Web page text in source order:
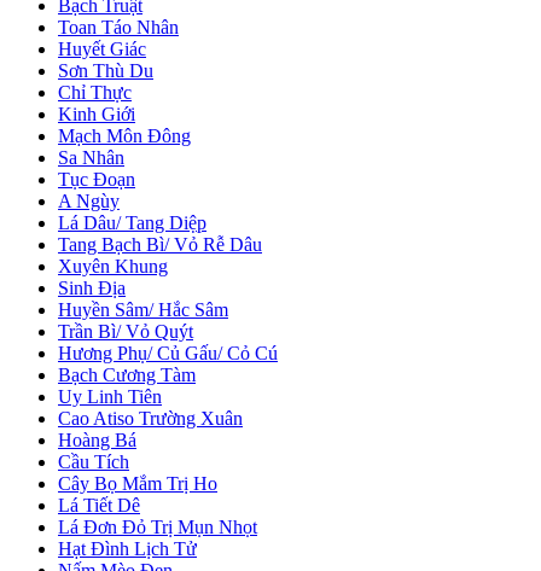
Bạch Truật
Toan Táo Nhân
Huyết Giác
Sơn Thù Du
Chỉ Thực
Kinh Giới
Mạch Môn Đông
Sa Nhân
Tục Đoạn
A Ngùy
Lá Dâu/ Tang Diệp
Tang Bạch Bì/ Vỏ Rễ Dâu
Xuyên Khung
Sinh Địa
Huyền Sâm/ Hắc Sâm
Trần Bì/ Vỏ Quýt
Hương Phụ/ Củ Gấu/ Cỏ Cú
Bạch Cương Tàm
Uy Linh Tiên
Cao Atiso Trường Xuân
Hoàng Bá
Cầu Tích
Cây Bọ Mắm Trị Ho
Lá Tiết Dê
Lá Đơn Đỏ Trị Mụn Nhọt
Hạt Đình Lịch Tử